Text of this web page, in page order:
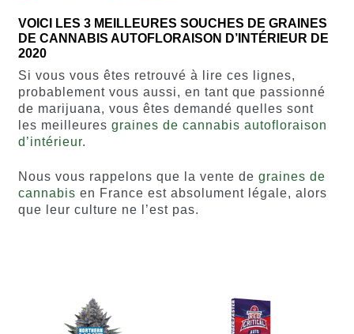
VOICI LES 3 MEILLEURES SOUCHES DE GRAINES
DE CANNABIS AUTOFLORAISON D’INTÉRIEUR DE
2020
Si vous vous êtes retrouvé à lire ces lignes,
probablement vous aussi, en tant que passionné
de marijuana, vous êtes demandé quelles sont
les meilleures graines de cannabis autofloraison
d’intérieur.
Nous vous rappelons que la vente de graines de
cannabis en France est absolument légale, alors
que leur culture ne l’est pas.